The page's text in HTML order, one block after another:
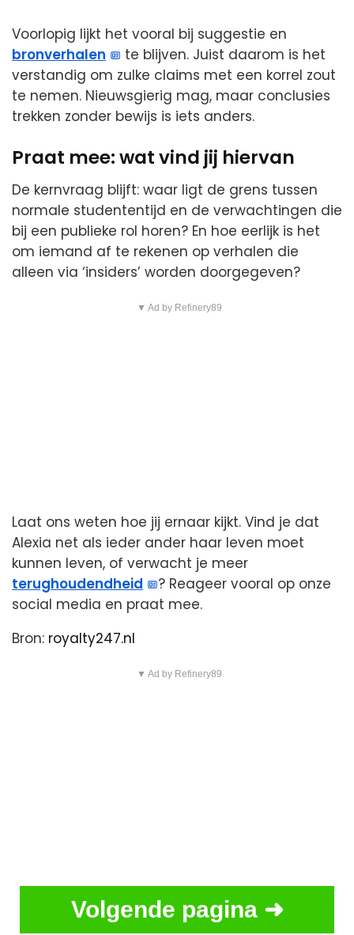
Voorlopig lijkt het vooral bij suggestie en
bronverhalen
te blijven. Juist daarom is het
verstandig om zulke claims met een korrel zout
te nemen. Nieuwsgierig mag, maar conclusies
trekken zonder bewijs is iets anders.
Praat mee: wat vind jij hiervan
De kernvraag blijft: waar ligt de grens tussen
normale studententijd en de verwachtingen die
bij een publieke rol horen? En hoe eerlijk is het
om iemand af te rekenen op verhalen die
alleen via ‘insiders’ worden doorgegeven?
▼ Ad by Refinery89
Laat ons weten hoe jij ernaar kijkt. Vind je dat
Alexia net als ieder ander haar leven moet
kunnen leven, of verwacht je meer
terughoudendheid
? Reageer vooral op onze
social media en praat mee.
Bron: royalty247.nl
▼ Ad by Refinery89
Volgende pagina ➜